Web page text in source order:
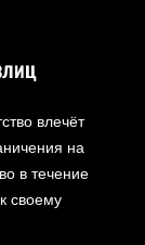
влечёт
на
в течение
своему